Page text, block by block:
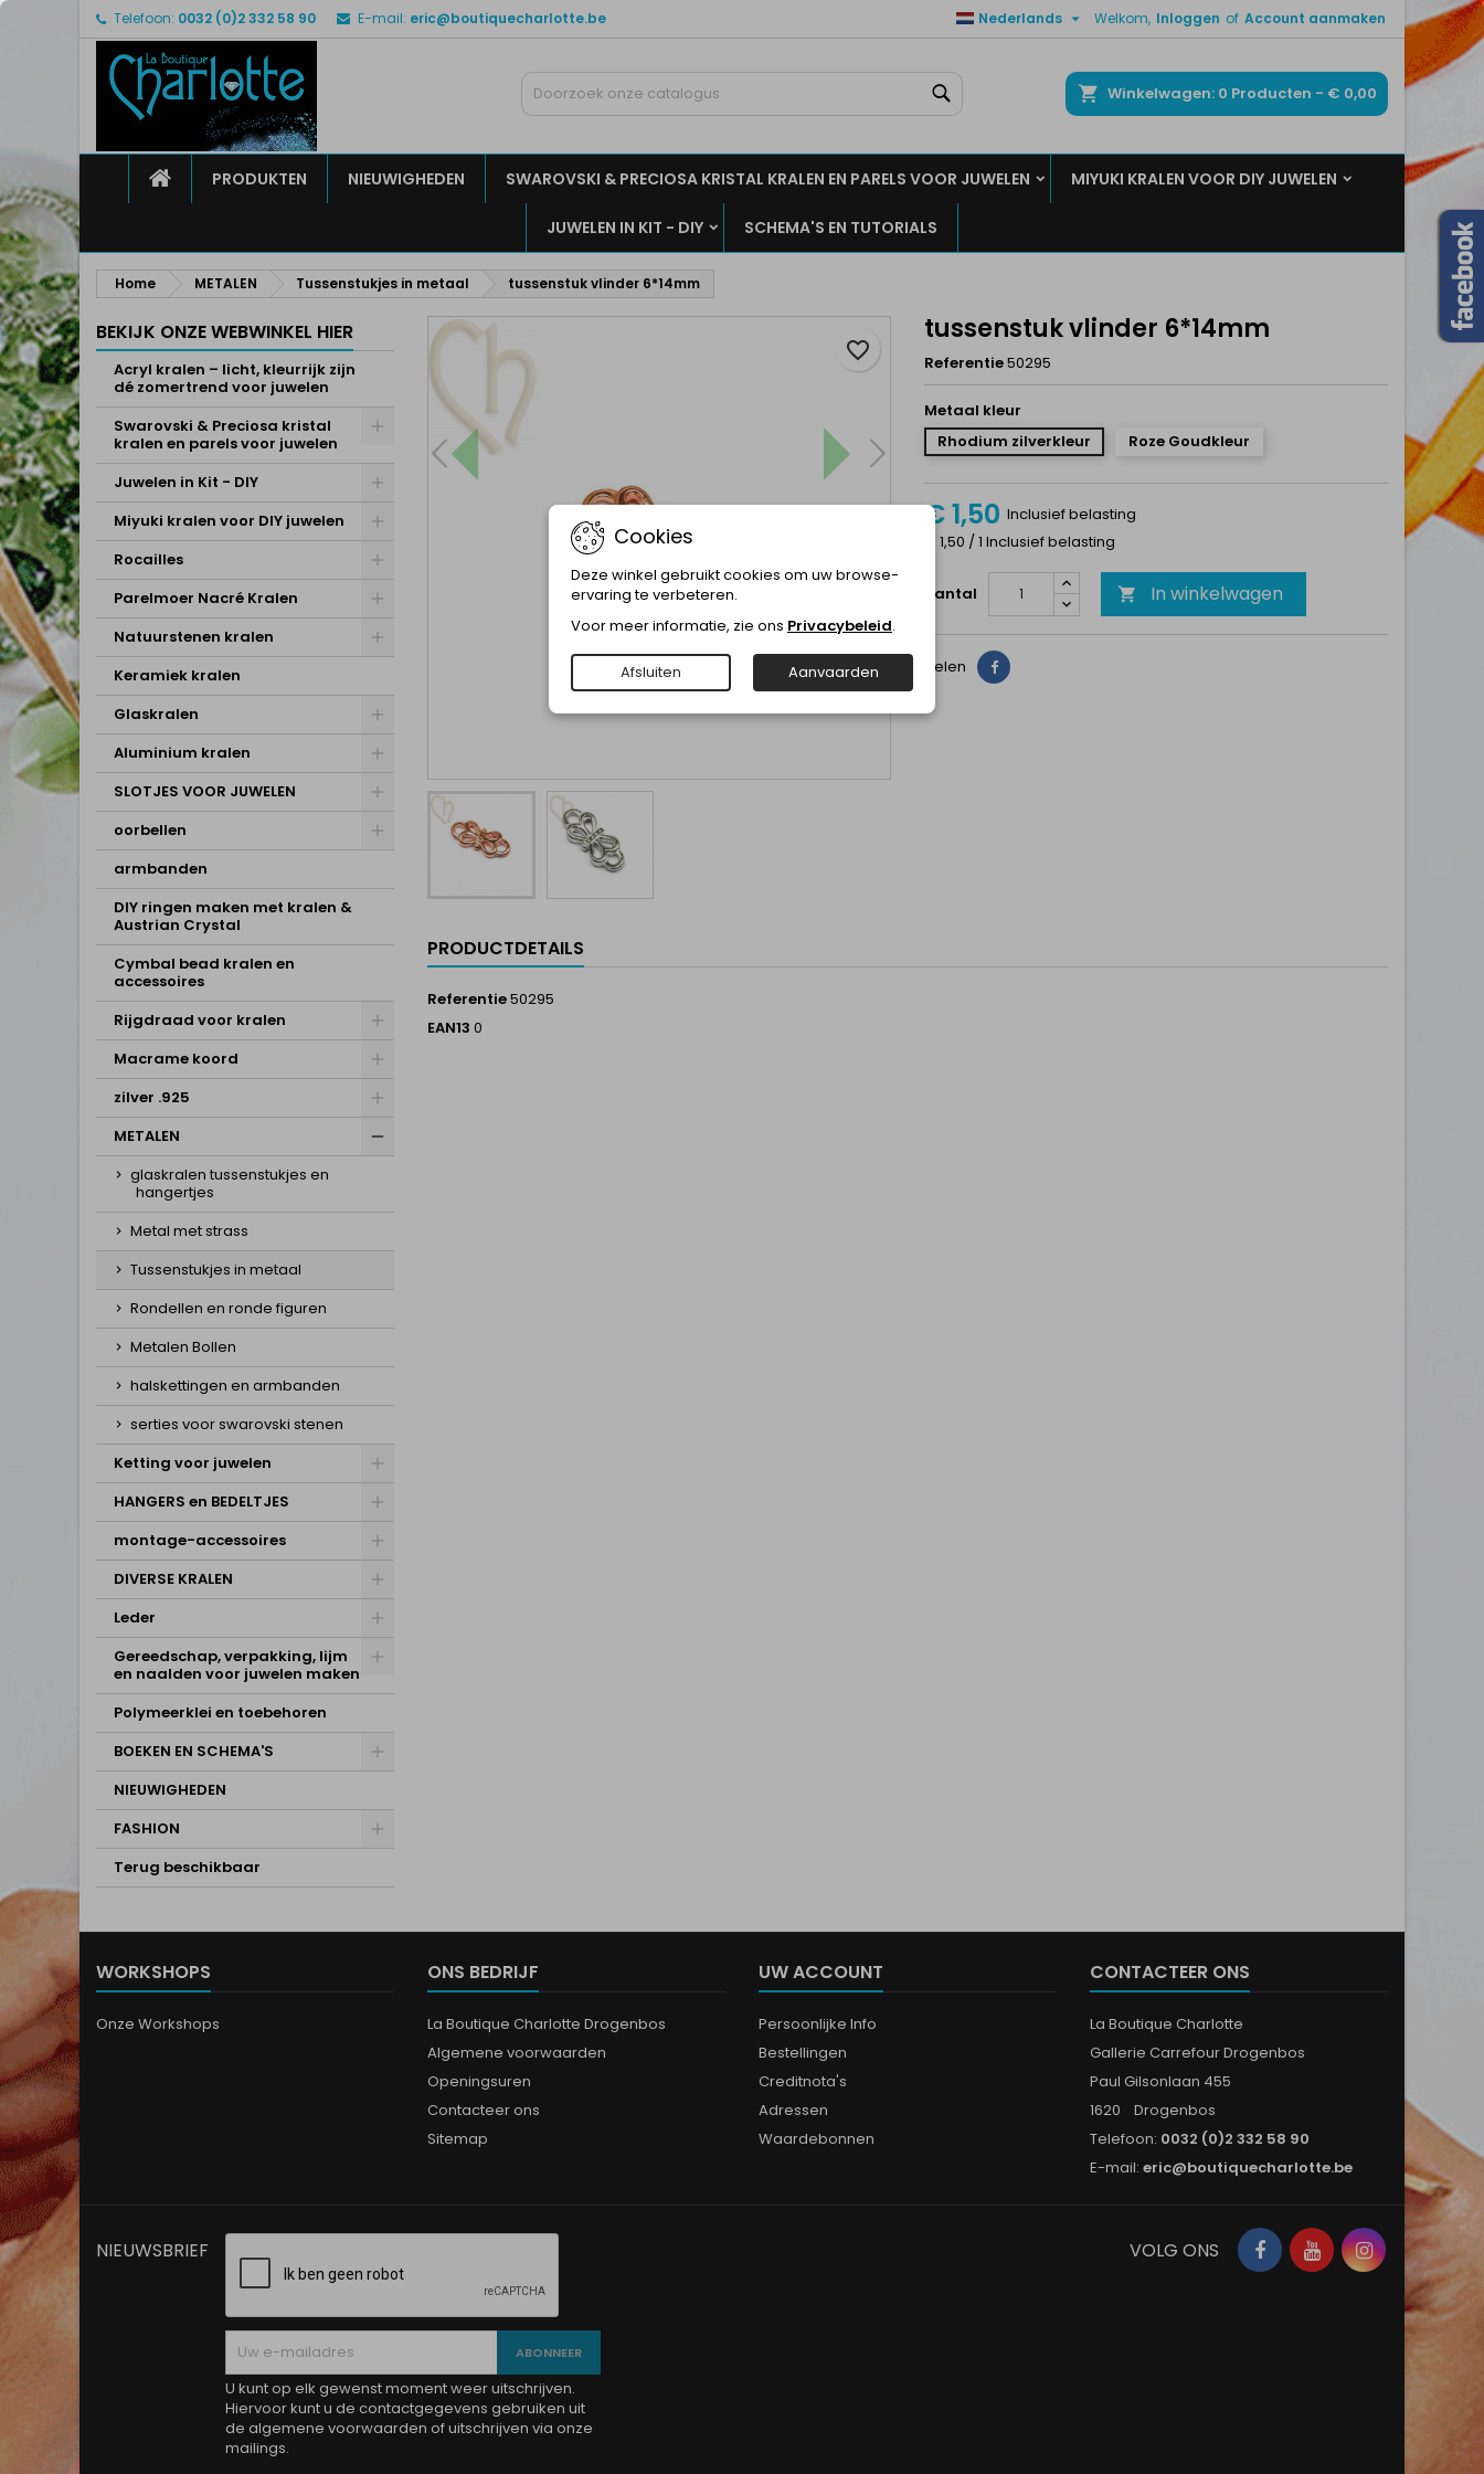
Telefoon: 0032 (0)2 332 58 90 E-mail: eric@boutiquecharlotte.be Welkom, Inloggen of Account aanmaken
Nederlands 
Winkelwagen 0 Producten - € 0,00
HOMEPRODUKTEN NIEUWIGHEDEN SWAROVSKI & PRECIOSA KRISTAL KRALEN EN PARELS VOOR JUWELEN MIYUKI KRALEN VOOR DIY JUWELEN
JUWELEN IN KIT - DIY SCHEMA'S EN TUTORIALS
Home METALEN Tussenstukjes in metaal tussenstuk vlinder 6*14mm
BEKIJK ONZE WEBWINKEL HIER
Acryl kralen – licht, kleurrijk zijn
dé zomertrend voor juwelen
Swarovski & Preciosa kristal
kralen en parels voor juwelen
Juwelen in Kit - DIY
Miyuki kralen voor DIY juwelen
Rocailles
Parelmoer Nacré Kralen
Natuurstenen kralen
Keramiek kralen
Glaskralen
Aluminium kralen
SLOTJES VOOR JUWELEN
oorbellen
armbanden
DIY ringen maken met kralen &
Austrian Crystal
Cymbal bead kralen en
accessoires
Rijgdraad voor kralen
Macrame koord
zilver .925
METALEN
glaskralen tussenstukjes en
hangertjes
Metal met strass
Tussenstukjes in metaal
Rondellen en ronde figuren
Metalen Bollen
halskettingen en armbanden
serties voor swarovski stenen
Ketting voor juwelen
HANGERS en BEDELTJES
montage-accessoires
DIVERSE KRALEN
Leder
Gereedschap, verpakking, lijm
en naalden voor juwelen maken
Polymeerklei en toebehoren
BOEKEN EN SCHEMA'S
NIEUWIGHEDEN
FASHION
Terug beschikbaar
tussenstuk vlinder 6*14mm
Referentie50295
Metaal kleur
Rhodium zilverkleur
Roze Goudkleur
€ 1,50 Inclusief belasting
€ 1,50 / 1 Inclusief belasting
Aantal  In winkelwagen
favorite_border
Delen Delen
PRODUCTDETAILS
Referentie50295
EAN13 0
WORKSHOPS
Onze Workshops
ONS BEDRIJF
La Boutique Charlotte Drogenbos
Algemene voorwaarden
Openingsuren
Contacteer ons
Sitemap
UW ACCOUNT
Persoonlijke Info
Bestellingen
Creditnota's
Adressen
Waardebonnen
CONTACTEER ONS
La Boutique Charlotte
Gallerie Carrefour Drogenbos
Paul Gilsonlaan 455
1620 Drogenbos
Telefoon: 0032 (0)2 332 58 90
E-mail: eric@boutiquecharlotte.be
Mijn verlanglijsten
Maak een lijst
Maak een verlanglijst
Inloggen
U moet ingelogd zijn om producten in uw verlanglijst op te slaan.
Annuleren Inloggen
Cookies
Deze winkel gebruikt cookies om uw browse-
ervaring te verbeteren.
Voor meer informatie, zie ons Privacybeleid.
Afsluiten Aanvaarden
NIEUWSBRIEF
U kunt op elk gewenst moment weer uitschrijven.
Hiervoor kunt u de contactgegevens gebruiken uit
de algemene voorwaarden of uitschrijven via onze
mailings.
Facebook
YouTubeInstagram
VOLG ONS